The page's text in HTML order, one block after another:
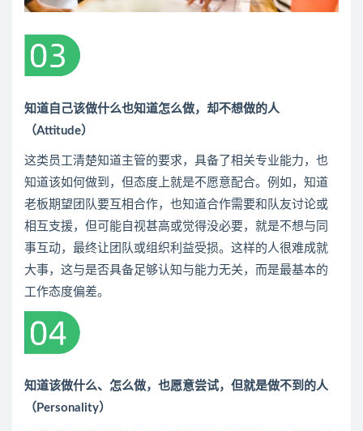
知道自己该做什么也知道怎么做，却不想做的人
（Attitude）
这类员工清楚知道主管的要求，具备了相关专业能力，也
知道该如何做到，但态度上就是不愿意配合。例如，知道
老板期望团队要互相合作，也知道合作需要和队友讨论或
相互支援，但可能自视甚高或觉得没必要，就是不想与同
事互动，最终让团队或组织利益受损。这样的人很难成就
大事，这与是否具备足够认知与能力无关，而是最基本的
工作态度偏差。
知道该做什么、怎么做，也愿意尝试，但就是做不到的人
（Personality）